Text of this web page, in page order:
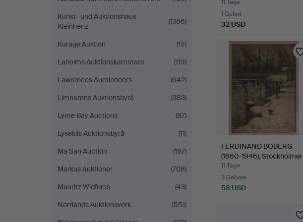
Kunst- und Auktionshaus
Kleinhenz
(1.186)
Kurage Auktion
(19)
Laholms Auktionskammare
(119)
Lawrences Auctioneers
(642)
Limhamns Auktionsbyrå
(383)
Lyme Bay Auctions
(87)
Lysekils Auktionsbyrå
(11)
Ma San Auction
(197)
Markus Auktioner
(708)
Mauritz Widforss
(43)
Norrlands Auktionsverk
(551)
1976), Brückenp…
11 Tage
1 Gebot
32 USD
FERDINAND BOBERG
(1860-1946), Stockholmer
…
11 Tage
3 Gebote
58 USD